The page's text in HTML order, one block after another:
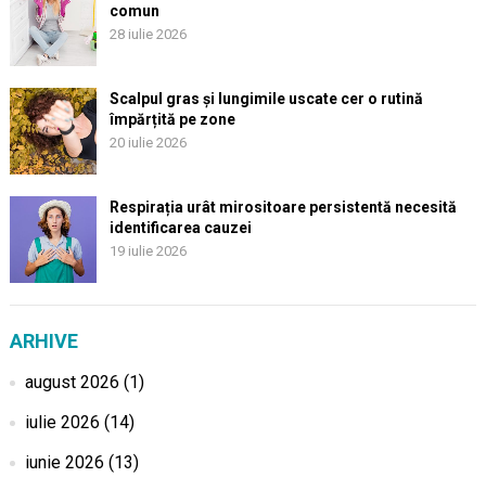
comun
28 iulie 2026
Scalpul gras și lungimile uscate cer o rutină
împărțită pe zone
20 iulie 2026
Respirația urât mirositoare persistentă necesită
identificarea cauzei
19 iulie 2026
ARHIVE
august 2026 (1)
iulie 2026 (14)
iunie 2026 (13)